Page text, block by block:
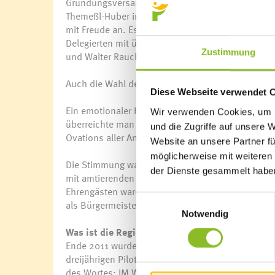
Zustimmung
Diese Webseite verwendet
Wir verwenden Cookies,
und die Zugriffe auf unsere
Website an unsere Partner
möglicherweise mit
der Dienste gesammelt
Notwendig
Themeßl-Huber in seiner Antrittsrede. „Ich
mit Freude an. Es ist eine spannende Aufgabe in
Delegierten mit überwältigender Mehrheit
und Walter Rauch (Dünserberg), die als
Auch die Wahl der Rechnungsprüfer:innen
Ein emotionaler Höhepunkt des Abends war die
überreichte man ihm eine Ballonfahrt – ein
Ovations aller Anwesenden samt
Die Stimmung war herzlich, getragen von großer
mit amtierenden und ehemaligen
Ehrengästen waren Landesrätin Schöbi-Fink
als Bürgermeister der Nachbargemeinde
Was ist die Regio Im Walgau?
Ende 2011 wurde die Regio Im Walgau offiziell
dreijährigen Pilotphase „Regionalentwicklung